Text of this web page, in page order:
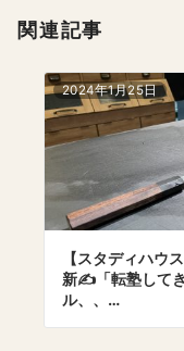
関連記事
2024年1月25日
【スタディハウ
新✍️「転塾して
ル、、…